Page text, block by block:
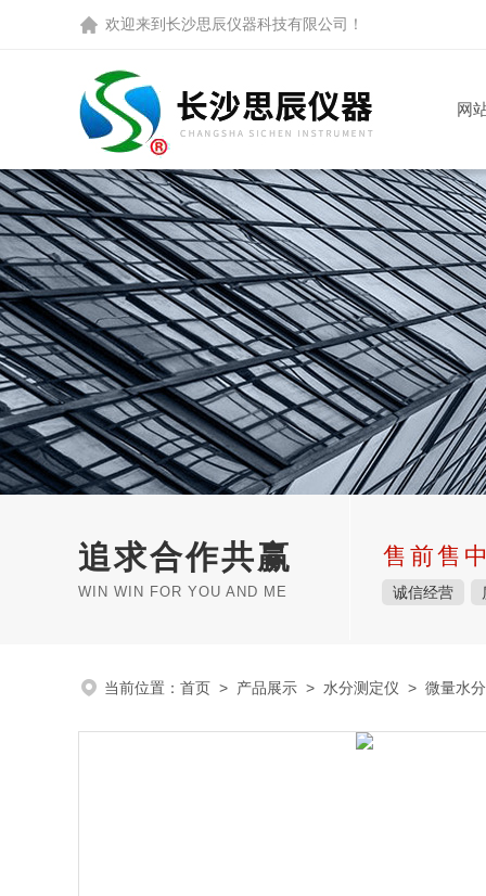
欢迎来到 长沙思辰仪器科技有限公司 ！
网
追求合作共赢
WIN WIN FOR YOU AND ME
售前售
诚信经营
当前位置： 首页 > 产品展示 > 水分测定仪 > 微量水